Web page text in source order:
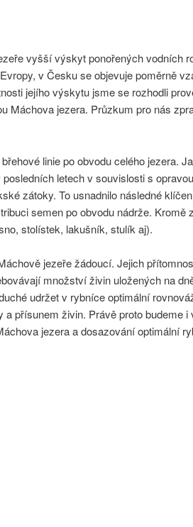
vyšší výskyt ponořených vodních
v Česku se objevuje poměrně
jejího výskytu jsme se rozhodli
Máchova jezera. Průzkum pro nás
linie po obvodu celého jezera.
letech v souvislosti s
zátoky. To usnadnilo následné
semen po obvodu nádrže.
stolístek, lakušník, stulík aj).
jezeře žádoucí. Jejich
množství živin uložených na
udržet v rybníce optimální
přísunem živin. Právě proto budeme
jezera a dosazování optimální